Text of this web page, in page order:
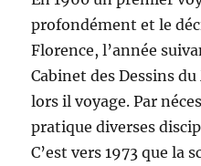
profondément et le
Florence, l’année
Cabinet des Dessins
lors il voyage. Par
pratique diverses
C’est vers 1973 que la